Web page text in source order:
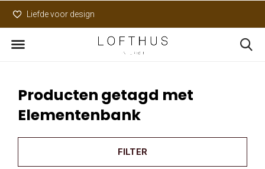
Liefde voor design
Producten getagd met
Elementenbank
FILTER